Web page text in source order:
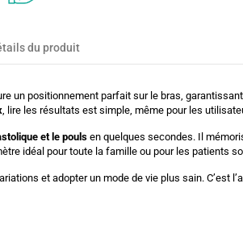
du produit
un positionnement parfait sur le bras,
, lire les résultats est simple, même pour les
et le poulsen quelques secondes. Il
idéal pour toute la famille ou pour les patients
et adopter un mode de vie plus sain. C’est